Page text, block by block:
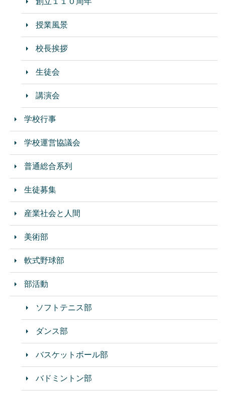
授業風景
校長挨拶
生徒会
講演会
学校行事
学校運営協議会
普通総合系列
生徒募集
産業社会と人間
美術部
軟式野球部
部活動
ソフトテニス部
ダンス部
バスケットボール部
バドミントン部